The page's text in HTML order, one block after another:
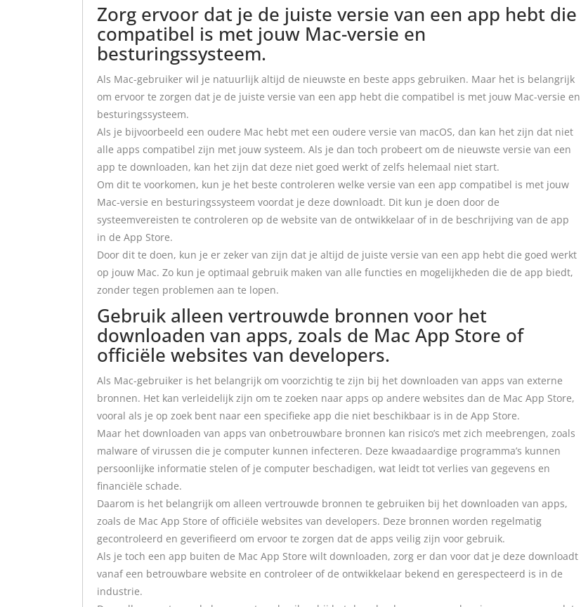
Zorg ervoor dat je de juiste versie van een app hebt die
compatibel is met jouw Mac-versie en
besturingssysteem.
Als Mac-gebruiker wil je natuurlijk altijd de nieuwste en beste apps gebruiken. Maar het is belangrijk
om ervoor te zorgen dat je de juiste versie van een app hebt die compatibel is met jouw Mac-versie en
besturingssysteem.
Als je bijvoorbeeld een oudere Mac hebt met een oudere versie van macOS, dan kan het zijn dat niet
alle apps compatibel zijn met jouw systeem. Als je dan toch probeert om de nieuwste versie van een
app te downloaden, kan het zijn dat deze niet goed werkt of zelfs helemaal niet start.
Om dit te voorkomen, kun je het beste controleren welke versie van een app compatibel is met jouw
Mac-versie en besturingssysteem voordat je deze downloadt. Dit kun je doen door de
systeemvereisten te controleren op de website van de ontwikkelaar of in de beschrijving van de app
in de App Store.
Door dit te doen, kun je er zeker van zijn dat je altijd de juiste versie van een app hebt die goed werkt
op jouw Mac. Zo kun je optimaal gebruik maken van alle functies en mogelijkheden die de app biedt,
zonder tegen problemen aan te lopen.
Gebruik alleen vertrouwde bronnen voor het
downloaden van apps, zoals de Mac App Store of
officiële websites van developers.
Als Mac-gebruiker is het belangrijk om voorzichtig te zijn bij het downloaden van apps van externe
bronnen. Het kan verleidelijk zijn om te zoeken naar apps op andere websites dan de Mac App Store,
vooral als je op zoek bent naar een specifieke app die niet beschikbaar is in de App Store.
Maar het downloaden van apps van onbetrouwbare bronnen kan risico’s met zich meebrengen, zoals
malware of virussen die je computer kunnen infecteren. Deze kwaadaardige programma’s kunnen
persoonlijke informatie stelen of je computer beschadigen, wat leidt tot verlies van gegevens en
financiële schade.
Daarom is het belangrijk om alleen vertrouwde bronnen te gebruiken bij het downloaden van apps,
zoals de Mac App Store of officiële websites van developers. Deze bronnen worden regelmatig
gecontroleerd en geverifieerd om ervoor te zorgen dat de apps veilig zijn voor gebruik.
Als je toch een app buiten de Mac App Store wilt downloaden, zorg er dan voor dat je deze downloadt
vanaf een betrouwbare website en controleer of de ontwikkelaar bekend en gerespecteerd is in de
industrie.